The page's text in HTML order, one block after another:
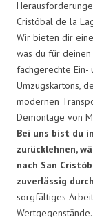
Cristóbal de la
Wir bieten dir
was du für
fachgerechte Ein-
Umzugskartons,
modernen
Demontage von
Bei uns bist du
zurücklehnen,
nach San
zuverlässig
sorgfältiges